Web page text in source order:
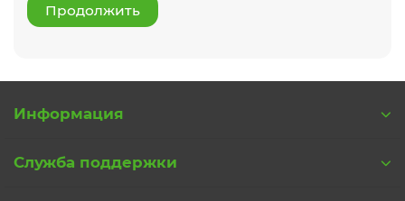
Продолжить
Информация
Служба поддержки